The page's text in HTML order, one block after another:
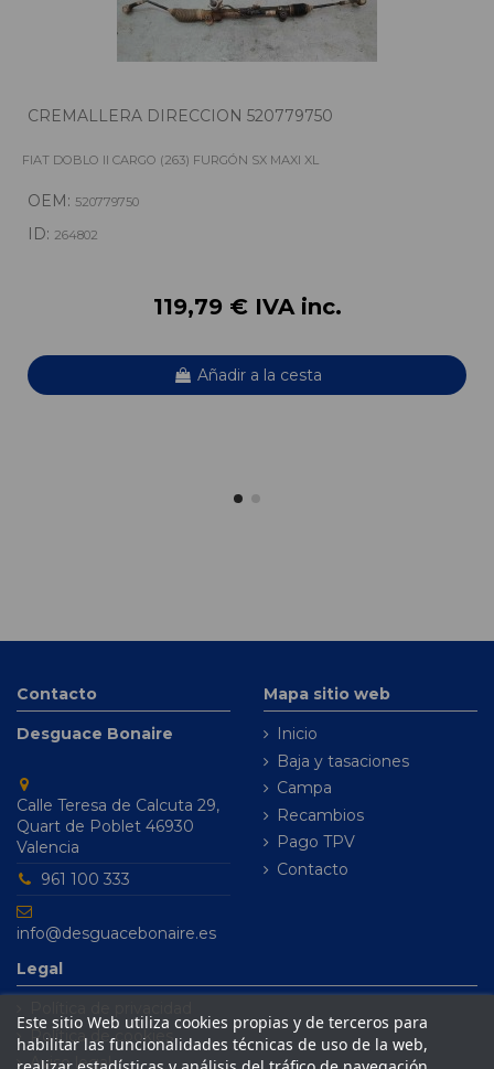
CREMALLERA DIRECCION 520779750
FIAT DOBLO II CARGO (263) FURGÓN SX MAXI XL
OEM: 520779750
ID: 264802
119,79 € IVA inc.
Añadir a la cesta
Contacto
Desguace Bonaire
Calle Teresa de Calcuta 29,
Quart de Poblet 46930
Valencia
961 100 333
info@desguacebonaire.es
Mapa sitio web
Inicio
Baja y tasaciones
Campa
Recambios
Pago TPV
Contacto
Legal
Política de cookies
Aviso legal
Este sitio Web utiliza cookies propias y de terceros para
habilitar las funcionalidades técnicas de uso de la web,